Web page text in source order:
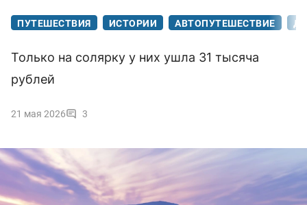
ПУТЕШЕСТВИЯ ИСТОРИИ АВТОПУТЕШЕСТВИЕ
Только на солярку у них ушла 31 тысяча
рублей
21 мая 2026 3